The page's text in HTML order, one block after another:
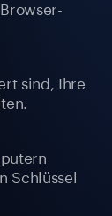
sind, Ihre
Schlüssel